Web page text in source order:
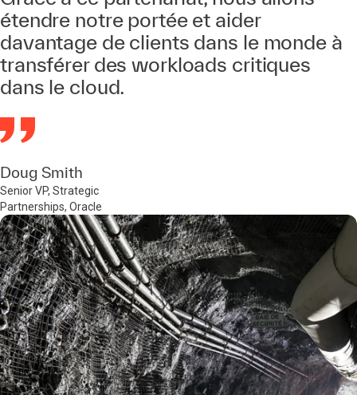
étendre notre portée et aider
davantage de clients dans le monde à
transférer des workloads critiques
dans le cloud.
Doug Smith
Senior VP, Strategic
Partnerships, Oracle